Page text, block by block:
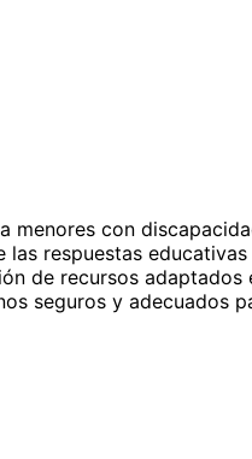
con
respuestas
de recursos
seguros y adecuados